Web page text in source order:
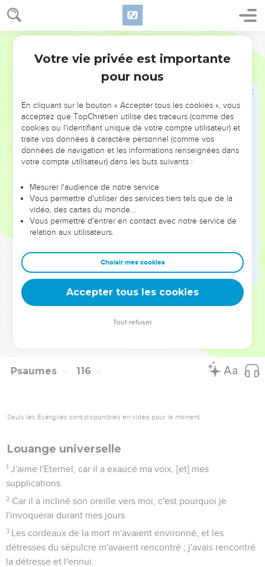
Psaumes 115
marchent point ; [et] ils ne rendent aucun son de leur gosier.
Que ceux qui les font, [et] tous ceux qui s'y confient, leur
soient faits semblables.
Israël confie-toi en l'Eternel ; il est le secours et le bouclier
de ceux [qui se confient en lui].
et leur bouclier.
Vous qui craignez l'Eternel, confiez-vous en l'Eternel ; il est
leur aide et leur bouclier.
L'Eternel s'est souvenu de nous, il bénira, il bénira la
maison d'Israël, il bénira la maison d'Aaron.
Il bénira ceux qui craignent l'Eternel, tant les petits que les
grands.
L'Eternel ajoutera [bénédiction] sur vous, sur vous et sur
vos enfants.
Vous êtes bénis de l'Eternel, qui a fait les cieux et la terre.
Quant aux Cieux, les Cieux sont à l'Eternel ; mais il a
donné la terre aux enfants des hommes.
Les morts, et tous ceux qui descendent où l'on ne dit plus
Psaumes 116
Seuls les Évangiles sont disponibles en vidéo pour le moment.
Louange universelle
1 J'aime l'Eternel, car il a exaucé ma voix, [et] mes
supplications.
2 Car il a incliné son oreille vers moi, c'est pourquoi je
l'invoquerai durant mes jours.
3 Les cordeaux de la mort m'avaient environné, et les
détresses du sépulcre m'avaient rencontré ; j'avais rencontré
la détresse et l'ennui.
Votre vie privée est importante
pour nous
En cliquant sur le bouton « Accepter tous les cookies », vous
acceptez que TopChrétien utilise des traceurs (comme des
cookies ou l'identifiant unique de votre compte utilisateur) et
traite vos données à caractère personnel (comme vos
données de navigation et les informations renseignées dans
votre compte utilisateur) dans les buts suivants :
Mesurer l'audience de notre service
Vous permettre d'utiliser des services tiers tels que de la
vidéo, des cartes du monde…
Vous permettre d'entrer en contact avec notre service de
relation aux utilisateurs.
Choisir mes cookies
Accepter tous les cookies
Tout refuser